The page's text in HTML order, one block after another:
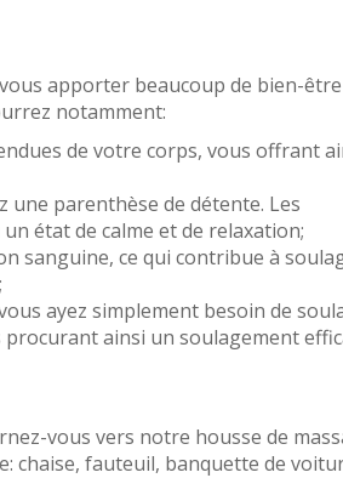
apporter beaucoup de bien-
notamment:
de votre corps, vous offrant
parenthèse de détente. Les
état de calme et de relaxation;
sanguine, ce qui contribue à
ayez simplement besoin de
ainsi un soulagement
vous vers notre housse de
chaise, fauteuil, banquette de